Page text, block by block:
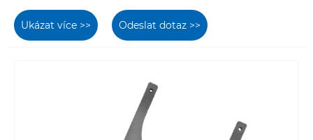
Ukázat více >> Odeslat dotaz >>